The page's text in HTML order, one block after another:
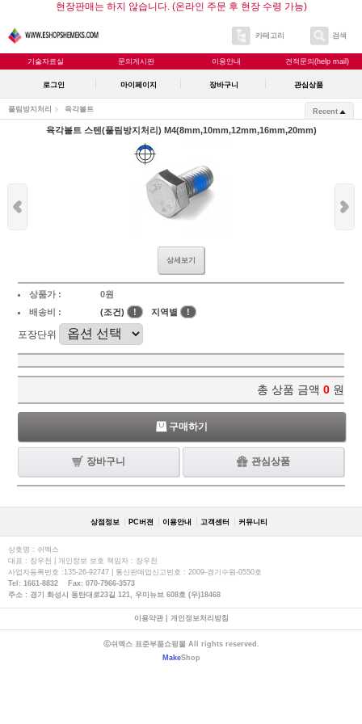
현장판매는 하지 않습니다. (온라인 주문 후 현장 수령 가능)
카테고리 검색
기술자료실 문의게시판 이용안내 견적문의(help mail)
로그인 마이페이지 장바구니 관심상품
풀림방지처리 육각볼트 Recent
육각볼트 스텐(풀림방지처리) M4(8mm,10mm,12mm,16mm,20mm)
상세보기
상품가 :
0원
배송비 :
(조건) ! 지역별 !
포장단위
총 상품 금액 0 원
구매하기
장바구니 관심상품
상점정보 PC버젼 이용안내 고객센터 커뮤니티
상호명 : 쉬멕스
대표 : 장우천 | 개인정보 보호 책임자 : 장우천
사업자등록번호 :135-26-92747 | 통신판매업신고번호 : 2009-경기수원-0550호
Tel: 1661-8832 Fax: 070-7966-3573
주소 : 경기 화성시 동탄대로23길 121, 우미뉴브 608호 (우)18468
이용약관| 개인정보처리방침
ⓒ쉬멕스 표준부품쇼핑몰 All rights reserved.
MakeShop